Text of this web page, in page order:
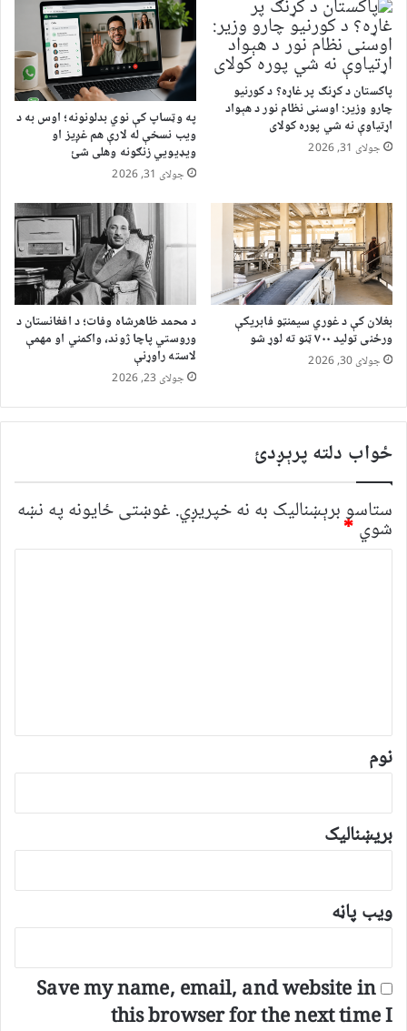
پاکستان د کړنګ پر غاړه؟ د کورنیو
چارو وزیر: اوسنی نظام نور د هېواد
اړتیاوې نه شي پوره کولای
جولای 31, 2026
په وټساپ کې نوي بدلونونه؛ اوس به د
ویب نسخې له لارې هم غږیز او
ویډیويي زنګونه وهلی شئ
جولای 31, 2026
بغلان کې د غوري سیمنټو فابریکې
ورځنی تولید ۷۰۰ ټنو ته لوړ شو
جولای 30, 2026
د محمد ظاهرشاه وفات؛ د افغانستان د
وروستي پاچا ژوند، واکمني او مهمې
لاسته راوړنې
جولای 23, 2026
ځواب دلته پرېږدئ
ستاسو برېښناليک به نه خپريږي. غوښتى ځایونه په نښه
شوي *
*
نوم
بریښنالیک
ویب پاڼه
Save my name, email, and website in
this browser for the next time I